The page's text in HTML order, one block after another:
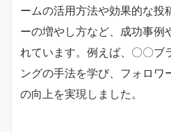
ームの活用方法や効果的な投
ーの増やし方など、成功事例
れています。例えば、〇〇ブ
ングの手法を学び、フォロワ
の向上を実現しました。